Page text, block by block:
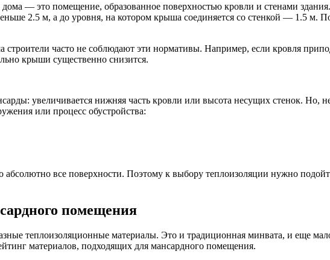
— это помещение, образованное поверхностью кровли и стенами
2.5 м, а до уровня, на котором крыша соединяется со стенкой — 1.5 м.
часто не соблюдают эти нормативы. Например, если кровля
крыши существенно снизится.
увеличивается нижняя часть кровли или высота несущих стенок. Но,
или процесс обустройства:
все поверхности. Поэтому к выбору теплоизоляции нужно
помещения
теплоизоляционные материалы. Это и традиционная минвата, и еще
материалов, подходящих для мансардного помещения.